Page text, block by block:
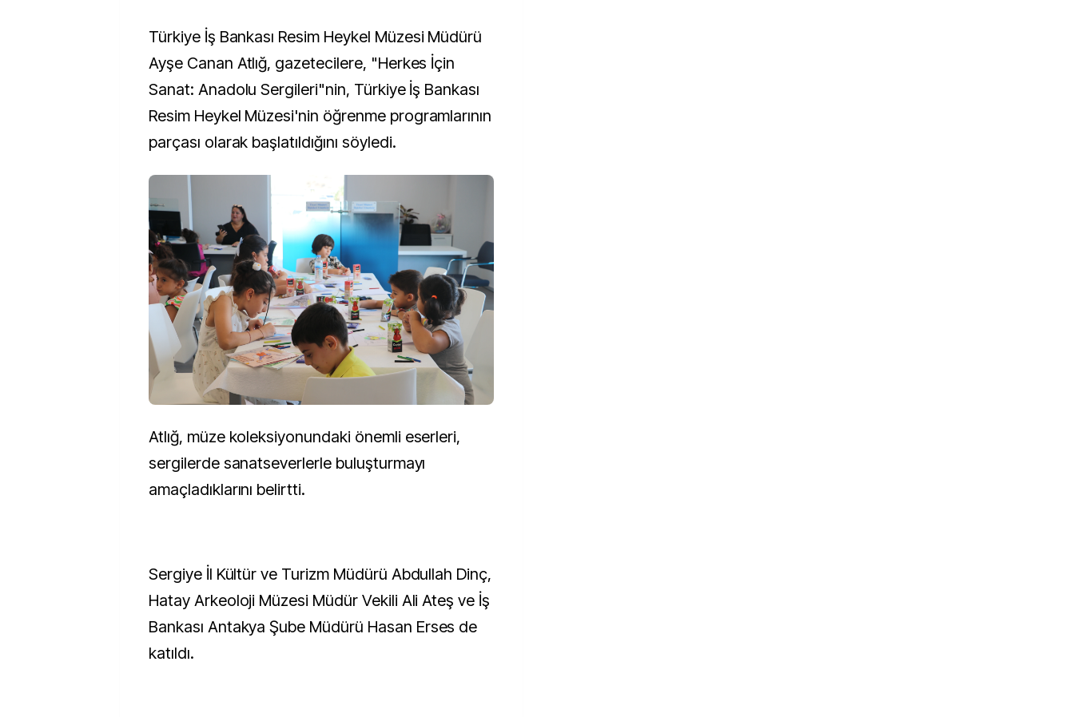
Türkiye İş Bankası Resim Heykel Müzesi Müdürü
Ayşe Canan Atlığ, gazetecilere, "Herkes İçin
Sanat: Anadolu Sergileri"nin, Türkiye İş Bankası
Resim Heykel Müzesi'nin öğrenme programlarının
parçası olarak başlatıldığını söyledi.
Atlığ, müze koleksiyonundaki önemli eserleri,
sergilerde sanatseverlerle buluşturmayı
amaçladıklarını belirtti.
Sergiye İl Kültür ve Turizm Müdürü Abdullah Dinç,
Hatay Arkeoloji Müzesi Müdür Vekili Ali Ateş ve İş
Bankası Antakya Şube Müdürü Hasan Erses de
katıldı.